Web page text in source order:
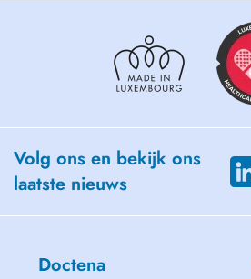
Volg ons en bekijk ons
laatste nieuws
Doctena